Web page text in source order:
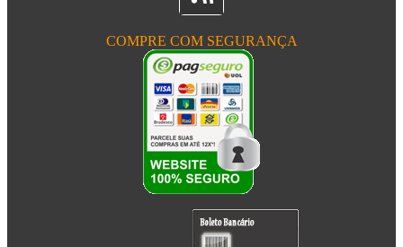
COMPRE COM SEGURANÇA